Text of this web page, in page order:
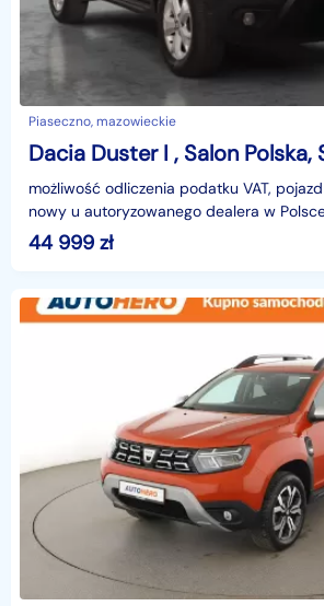
Piaseczno, mazowieckie
możliwość odliczenia podatku VAT,
nowy u autoryzowanego dealera w Polsce, MIESIĘCZNA
NA TEN SAMOCHÓD JUŻ OD 268
44 999 zł